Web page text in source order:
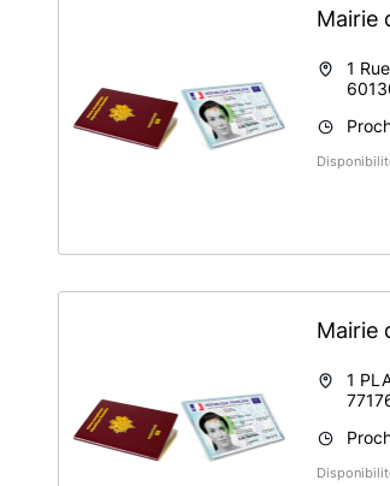
Mairie
1
Mairie
1